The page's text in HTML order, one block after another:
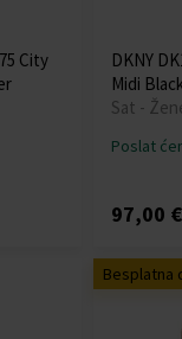
City
DKNY
Midi
Sat -
Poslat
97,00 €
Besplatna